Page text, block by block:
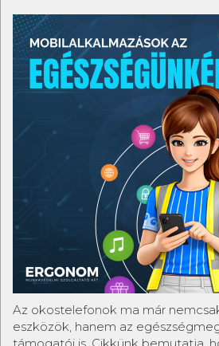
Az okostelefonok ma már
eszközök, hanem az